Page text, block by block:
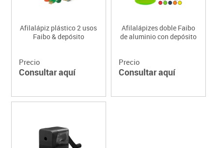
Afilalápiz plástico 2 usos
Faibo & depósito
Precio
Consultar aquí
Afilalápizes doble Faibo
de aluminio con depósito
Precio
Consultar aquí